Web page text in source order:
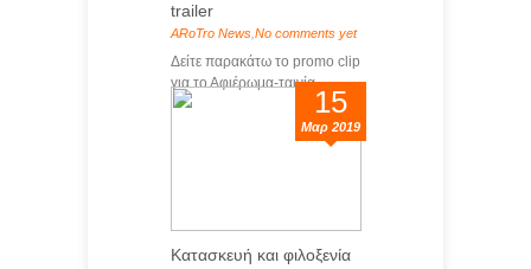
trailer
ARoTro News No comments yet
Δείτε παρακάτω το promo clip
για το Αφιέρωμα-ταινία...
15
Μαρ 2019
Κατασκευή και φιλοξενία